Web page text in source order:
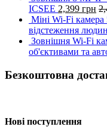
ICSEE 2,399 грн
Міні Wi-Fi
відстеження
Зовнішня Wi-Fi
об'єктивами та
Безкоштовна
Нові поступлення